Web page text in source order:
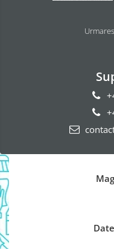
Profesional
Odorizant Camera Ambi
Rezerva Odorizant
Rezerva Odorizant
Rezerva Odorizant